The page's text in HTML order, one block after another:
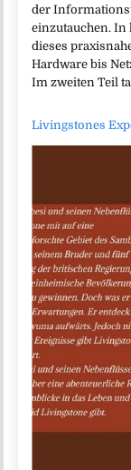
der
einzutauchen. In
dieses
Hardware bis
Im zweiten Teil
Livingstones